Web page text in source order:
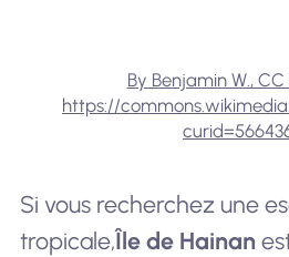
By Benjamin W., CC
https://
Si vous recherchez une
tropicale,Île de Hainan